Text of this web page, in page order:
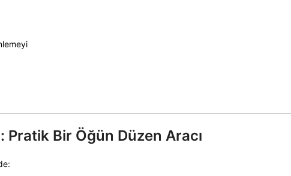
Pratik Bir Öğün Düzen Aracı